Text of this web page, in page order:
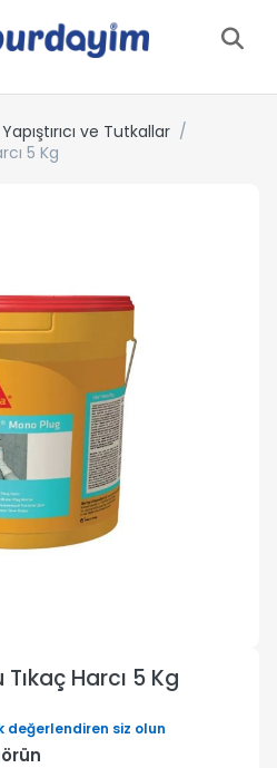
Yapıştırıcı ve Tutkallar
5 Kg
Harcı 5 Kg
değerlendiren siz olun